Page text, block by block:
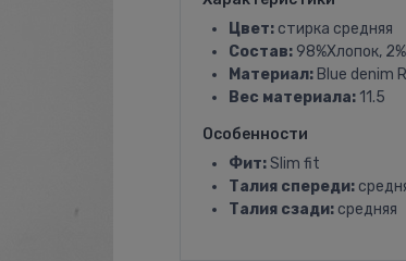
Цвет:стирка средняя
Состав:98%Хлопок,
Материал:Blue denim
Вес материала:11.5
Особенности
Фит:Slim fit
Талия спереди:
Талия сзади:средняя